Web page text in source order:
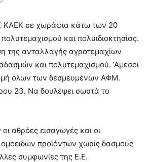
ΚΑΕΚ σε χωράφια κάτω των 20
και πολυιδιοκτησίας.
της ανταλλαγής αγροτεμαχίων
και πολυτεμαχισμού. ‘Αμεσοι
όλων των δεσμευμένων ΑΦΜ.
23. Να δουλέψει σωστά το
αθρόες εισαγωγές και οι
ομοειδών προϊόντων χωρίς δασμούς
συμφωνίες της Ε.Ε.